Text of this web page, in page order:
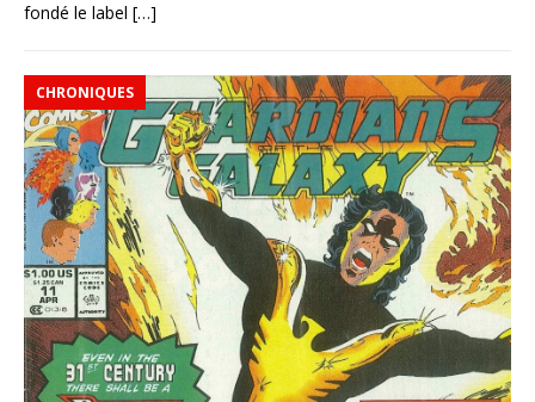
fondé le label […]
CHRONIQUES